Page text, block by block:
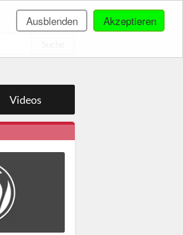
Akzeptieren
Ausblenden
Videos